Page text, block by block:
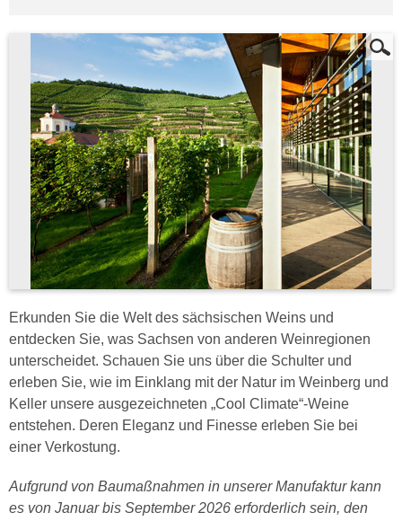
Erkunden Sie die Welt des sächsischen Weins und
entdecken Sie, was Sachsen von anderen Weinregionen
unterscheidet. Schauen Sie uns über die Schulter und
erleben Sie, wie im Einklang mit der Natur im Weinberg und
Keller unsere ausgezeichneten „Cool Climate“-Weine
entstehen. Deren Eleganz und Finesse erleben Sie bei
einer Verkostung.
Aufgrund von Baumaßnahmen in unserer Manufaktur kann
es von Januar bis September 2026 erforderlich sein, den